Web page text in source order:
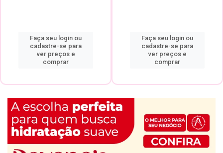
Faça seu login ou
cadastre-se para
ver preços e
comprar
Faça seu login ou
cadastre-se para
ver preços e
comprar